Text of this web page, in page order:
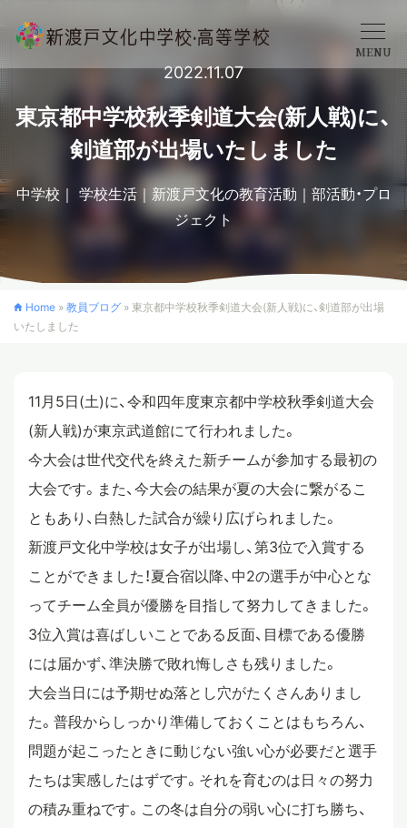
学校概要
高等学校
入学案内
スタディツアー
ニュース
教員ブログ
MENU
2022.11.07
東京都中学校秋季剣道大会(新人戦)に、
剣道部が出場いたしました
中学校 学校生活 新渡戸文化の教育活動
部活動・プロ
ジェクト
Home » 教員ブログ » 東京都中学校秋季剣道大会(新人戦)に、剣道部が出場
いたしました
11月5日(土)に、令和四年度東京都中学校秋季剣道大会
(新人戦)が東京武道館にて行われました。
今大会は世代交代を終えた新チームが参加する最初の
大会です。また、今大会の結果が夏の大会に繋がるこ
ともあり、白熱した試合が繰り広げられました。
新渡戸文化中学校は女子が出場し、第3位で入賞する
ことができました！夏合宿以降、中2の選手が中心とな
ってチーム全員が優勝を目指して努力してきました。
3位入賞は喜ばしいことである反面、目標である優勝
には届かず、準決勝で敗れ悔しさも残りました。
大会当日には予期せぬ落とし穴がたくさんありまし
た。普段からしっかり準備しておくことはもちろん、
問題が起こったときに動じない強い心が必要だと選手
たちは実感したはずです。それを育むのは日々の努力
の積み重ねです。この冬は自分の弱い心に打ち勝ち、